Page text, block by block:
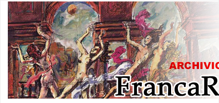
Salta al contenuto principale